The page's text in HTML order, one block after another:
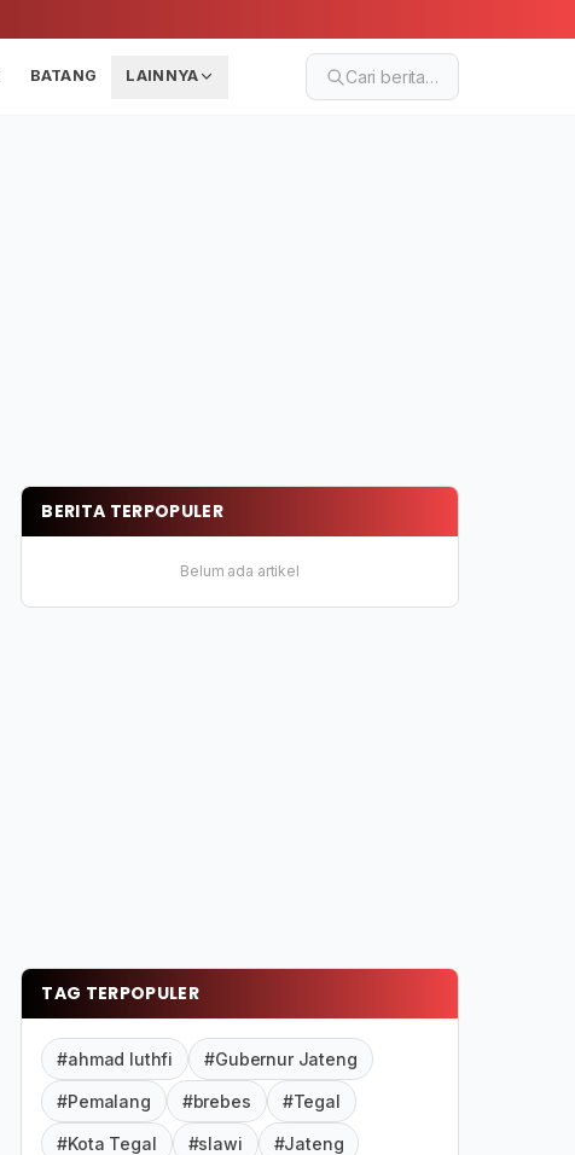
BATANG LAINNYA Cari berita…
BERITA TERPOPULER
Belum ada artikel
TAG TERPOPULER
#ahmad luthfi #Gubernur Jateng
#Pemalang #brebes #Tegal
#Kota Tegal #slawi #Jateng